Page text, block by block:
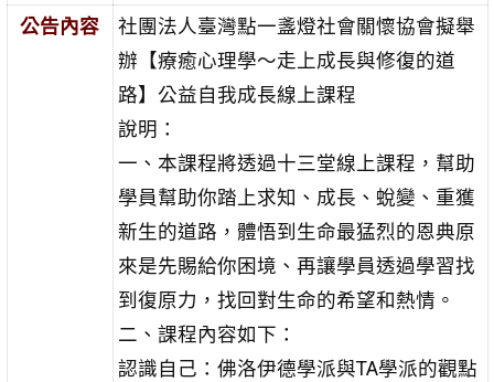
公告內容
社團法人臺灣點一盞燈社會關懷協會擬舉
辦【療癒心理學〜走上成長與修復的道
路】公益自我成長線上課程
說明：
一、本課程將透過十三堂線上課程，幫助
學員幫助你踏上求知、成長、蛻變、重獲
新生的道路，體悟到生命最猛烈的恩典原
來是先賜給你困境、再讓學員透過學習找
到復原力，找回對生命的希望和熱情。
二、課程內容如下：
認識自己：佛洛伊德學派與TA學派的觀點